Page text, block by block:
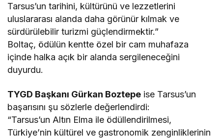
Tarsus’un tarihini, kültürünü ve lezzetlerini
uluslararası alanda daha görünür kılmak ve
sürdürülebilir turizmi güçlendirmektir.”
Boltaç, ödülün kentte özel bir cam muhafaza
içinde halka açık bir alanda sergileneceğini
duyurdu.
TYGD Başkanı Gürkan Boztepe ise Tarsus’un
başarısını şu sözlerle değerlendirdi:
“Tarsus’un Altın Elma ile ödüllendirilmesi,
Türkiye’nin kültürel ve gastronomik zenginliklerinin